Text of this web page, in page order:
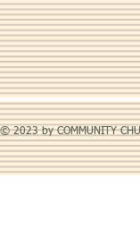
© 2023 by COMMUNITY